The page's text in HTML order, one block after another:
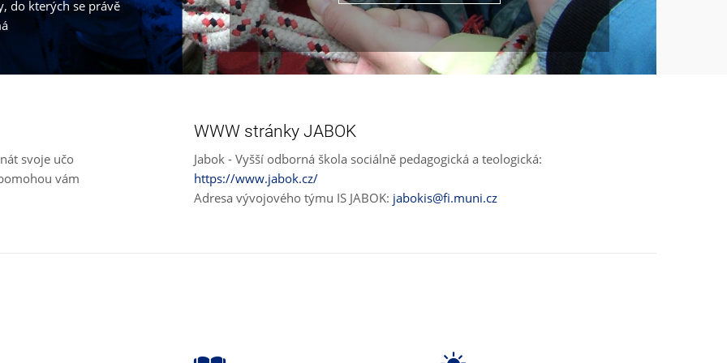
do kterých se právě
svoje učo
vám
WWW stránky JABOK
Jabok - Vyšší odborná škola sociálně pedagogická a teologická:
https://www.jabok.cz/
Adresa vývojového týmu IS JABOK: jabokis@fi.muni.cz